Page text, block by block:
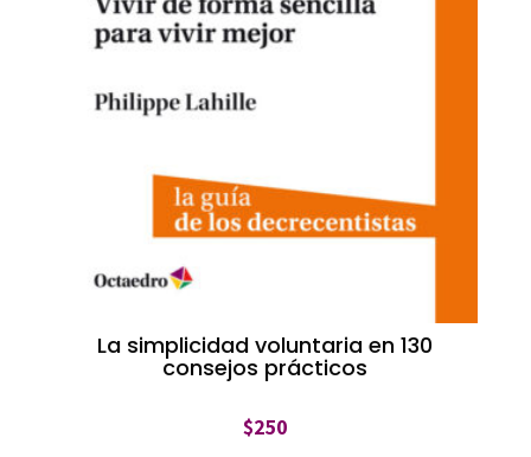
La simplicidad voluntaria en 130
consejos prácticos
$250